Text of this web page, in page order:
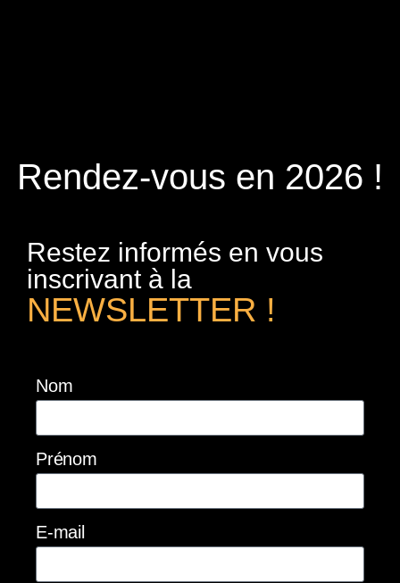
Rendez-vous en 2026 !
Restez informés en vous
inscrivant à la
NEWSLETTER !
Nom
Prénom
E-mail